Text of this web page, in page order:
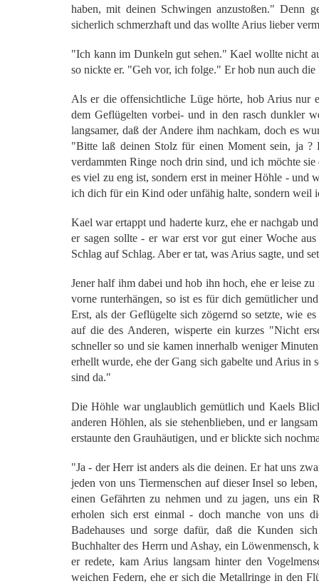
haben, mit deinen Schwingen anzustoßen." Denn
sicherlich schmerzhaft und das wollte Arius lieber
"Ich kann im Dunkeln gut sehen." Kael wollte nicht
so nickte er. "Geh vor, ich folge." Er hob nun auch
Als er die offensichtliche Lüge hörte, hob Arius nur
dem Geflügelten vorbei- und in den rasch dunkler
langsamer, daß der Andere ihm nachkam, doch es
"Bitte laß deinen Stolz für einen Moment sein, ja
verdammten Ringe noch drin sind, und ich möchte
es viel zu eng ist, sondern erst in meiner Höhle - und
ich dich für ein Kind oder unfähig halte, sondern weil
Kael war ertappt und haderte kurz, ehe er nachgab
er sagen sollte - er war erst vor gut einer Woche
Schlag auf Schlag. Aber er tat, was Arius sagte, und
Jener half ihm dabei und hob ihn hoch, ehe er leise
vorne runterhängen, so ist es für dich gemütlicher
Erst, als der Geflügelte sich zögernd so setzte, wie
auf die des Anderen, wisperte ein kurzes "Nicht
schneller so und sie kamen innerhalb weniger
erhellt wurde, ehe der Gang sich gabelte und Arius
sind da."
Die Höhle war unglaublich gemütlich und Kaels
anderen Höhlen, als sie stehenblieben, und er
erstaunte den Grauhäutigen, und er blickte sich
"Ja - der Herr ist anders als die deinen. Er hat uns
jeden von uns Tiermenschen auf dieser Insel so
einen Gefährten zu nehmen und zu jagen, uns
erholen sich erst einmal - doch manche von uns
Badehauses und sorge dafür, daß die Kunden
Buchhalter des Herrn und Ashay, ein
er redete, kam Arius langsam hinter den
weichen Federn, ehe er sich die Metallringe in den